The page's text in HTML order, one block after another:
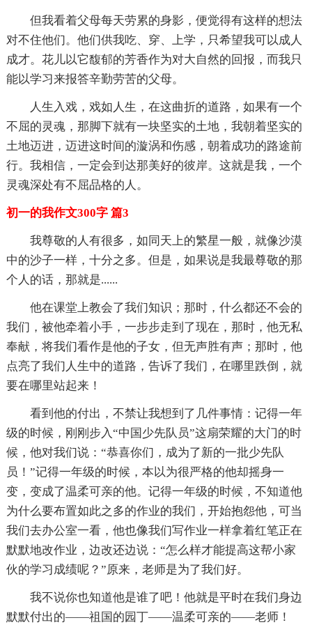
但我看着父母每天劳累的身影，便觉得有这样的想法
对不住他们。他们供我吃、穿、上学，只希望我可以成人
成才。花儿以它馥郁的芳香作为对大自然的回报，而我只
能以学习来报答辛勤劳苦的父母。
人生入戏，戏如人生，在这曲折的道路，如果有一个
不屈的灵魂，那脚下就有一块坚实的土地，我朝着坚实的
土地迈进，迈进这时间的漩涡和伤感，朝着成功的路途前
行。我相信，一定会到达那美好的彼岸。这就是我，一个
灵魂深处有不屈品格的人。
初一的我作文300字 篇3
我尊敬的人有很多，如同天上的繁星一般，就像沙漠
中的沙子一样，十分之多。但是，如果说是我最尊敬的那
个人的话，那就是......
他在课堂上教会了我们知识；那时，什么都还不会的
我们，被他牵着小手，一步步走到了现在，那时，他无私
奉献，将我们看作是他的子女，但无声胜有声；那时，他
点亮了我们人生中的道路，告诉了我们，在哪里跌倒，就
要在哪里站起来！
看到他的付出，不禁让我想到了几件事情：记得一年
级的时候，刚刚步入“中国少先队员”这扇荣耀的大门的时
候，他对我们说：“恭喜你们，成为了新的一批少先队
员！”记得一年级的时候，本以为很严格的他却摇身一
变，变成了温柔可亲的他。记得一年级的时候，不知道他
为什么要布置如此之多的作业的我们，开始抱怨他，可当
我们去办公室一看，他也像我们写作业一样拿着红笔正在
默默地改作业，边改还边说：“怎么样才能提高这帮小家
伙的学习成绩呢？”原来，老师是为了我们好。
我不说你也知道他是谁了吧！他就是平时在我们身边
默默付出的——祖国的园丁——温柔可亲的——老师！